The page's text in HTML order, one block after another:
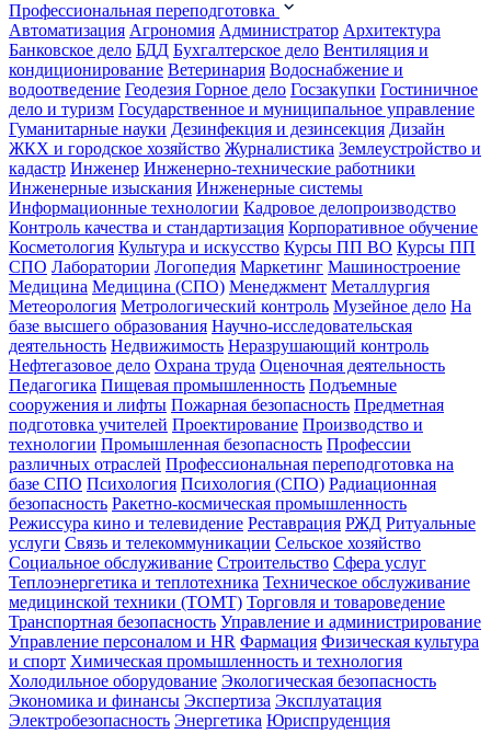
Профессиональная переподготовка
Автоматизация Агрономия Администратор Архитектура
Банковское дело БДД Бухгалтерское дело Вентиляция и
кондиционирование Ветеринария Водоснабжение и
водоотведение Геодезия Горное дело Госзакупки Гостиничное
дело и туризм Государственное и муниципальное управление
Гуманитарные науки Дезинфекция и дезинсекция Дизайн
ЖКХ и городское хозяйство Журналистика Землеустройство и
кадастр Инженер Инженерно-технические работники
Инженерные изыскания Инженерные системы
Информационные технологии Кадровое делопроизводство
Контроль качества и стандартизация Корпоративное обучение
Косметология Культура и искусство Курсы ПП ВО Курсы ПП
СПО Лаборатории Логопедия Маркетинг Машиностроение
Медицина Медицина (СПО) Менеджмент Металлургия
Метеорология Метрологический контроль Музейное дело На
базе высшего образования Научно-исследовательская
деятельность Недвижимость Неразрушающий контроль
Нефтегазовое дело Охрана труда Оценочная деятельность
Педагогика Пищевая промышленность Подъемные
сооружения и лифты Пожарная безопасность Предметная
подготовка учителей Проектирование Производство и
технологии Промышленная безопасность Профессии
различных отраслей Профессиональная переподготовка на
базе СПО Психология Психология (СПО) Радиационная
безопасность Ракетно-космическая промышленность
Режиссура кино и телевидение Реставрация РЖД Ритуальные
услуги Связь и телекоммуникации Сельское хозяйство
Социальное обслуживание Строительство Сфера услуг
Теплоэнергетика и теплотехника Техническое обслуживание
медицинской техники (ТОМТ) Торговля и товароведение
Транспортная безопасность Управление и администрирование
Управление персоналом и HR Фармация Физическая культура
и спорт Химическая промышленность и технология
Холодильное оборудование Экологическая безопасность
Экономика и финансы Экспертиза Эксплуатация
Электробезопасность Энергетика Юриспруденция